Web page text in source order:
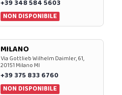
+39 348 584 5603
NON DISPONIBILE
MILANO
Via Gottlieb Wilhelm Daimler, 61,
20151 Milano MI
+39 375 833 6760
NON DISPONIBILE